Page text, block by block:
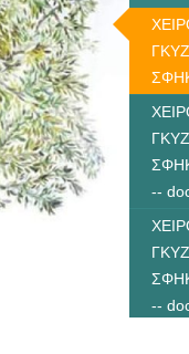
--
--